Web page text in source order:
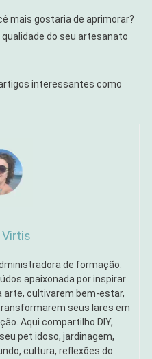
mais gostaria de aprimorar?
do seu artesanato
interessantes como
Virtis
de formação.
apaixonada por inspirar
arte, cultivarem bem-estar,
seus lares em
Aqui compartilho DIY,
pet idoso, jardinagem,
cultura, reflexões do